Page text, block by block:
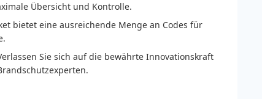
Übersicht und Kontrolle.
bietet eine ausreichende Menge an Codes für
Sie sich auf die bewährte Innovationskraft